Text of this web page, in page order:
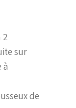
2
sur
à
de